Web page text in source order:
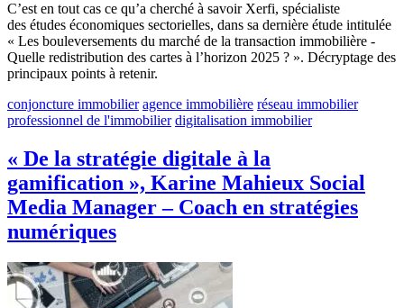
C’est en tout cas ce qu’a cherché à savoir Xerfi, spécialiste
des études économiques sectorielles, dans sa dernière étude intitulée
« Les bouleversements du marché de la transaction immobilière -
Quelle redistribution des cartes à l’horizon 2025 ? ». Décryptage des
principaux points à retenir.
conjoncture immobilier agence immobilière réseau immobilier
professionnel de l'immobilier digitalisation immobilier
« De la stratégie digitale à la
gamification », Karine Mahieux Social
Media Manager – Coach en stratégies
numériques